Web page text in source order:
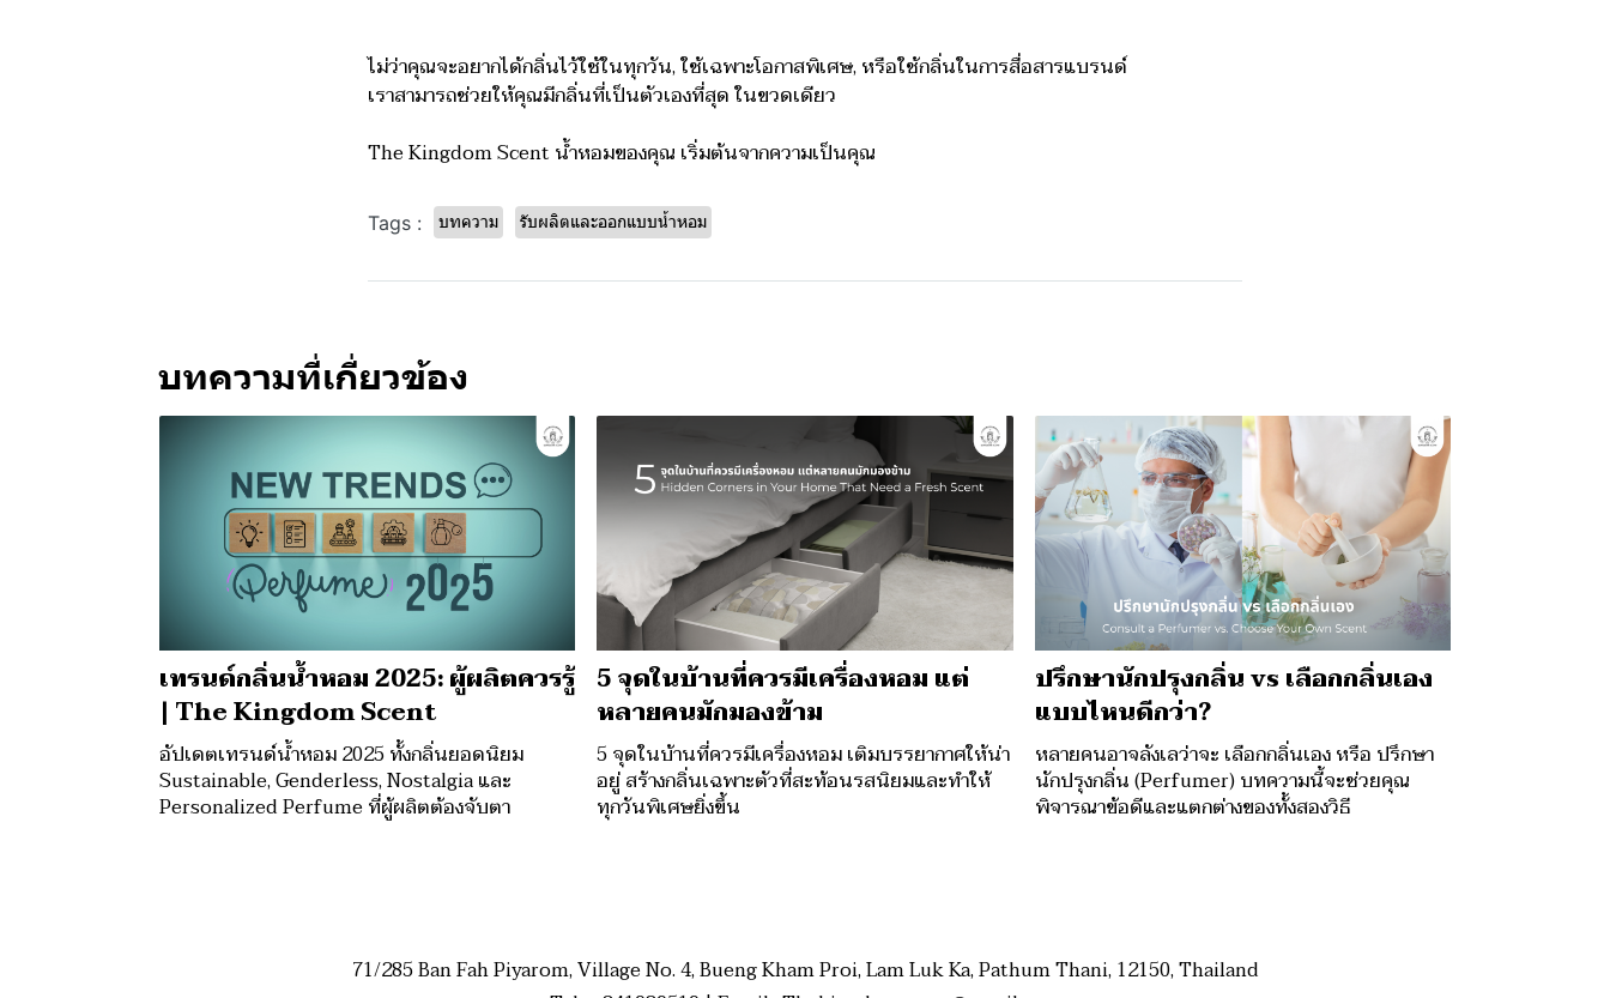
ไม่ว่าคุณจะอยากได้กลิ่นไว้ใช้ในทุกวัน, ใช้เฉพาะโอกาสพิเศษ, หรือใช้กลิ่นในการสื่อสารแบรนด์
เราสามารถช่วยให้คุณมีกลิ่นที่เป็นตัวเองที่สุด ในขวดเดียว
The Kingdom Scent น้ำหอมของคุณ เริ่มต้นจากความเป็นคุณ
Tags : บทความ รับผลิตและออกแบบน้ำหอม
บทความที่เกี่ยวข้อง
เทรนด์กลิ่นน้ำหอม 2025: ผู้ผลิตควรรู้
| The Kingdom Scent
อัปเดตเทรนด์น้ำหอม 2025 ทั้งกลิ่นยอดนิยม
Sustainable, Genderless, Nostalgia และ
Personalized Perfume ที่ผู้ผลิตต้องจับตา
5 จุดในบ้านที่ควรมีเครื่องหอม แต่
หลายคนมักมองข้าม
5 จุดในบ้านที่ควรมีเครื่องหอม เติมบรรยากาศให้น่า
อยู่ สร้างกลิ่นเฉพาะตัวที่สะท้อนรสนิยมและทำให้
ทุกวันพิเศษยิ่งขึ้น
ปรึกษานักปรุงกลิ่น vs เลือกกลิ่นเอง
แบบไหนดีกว่า?
หลายคนอาจลังเลว่าจะ เลือกกลิ่นเอง หรือ ปรึกษา
นักปรุงกลิ่น (Perfumer) บทความนี้จะช่วยคุณ
พิจารณาข้อดีและแตกต่างของทั้งสองวิธี
71/285 Ban Fah Piyarom, Village No. 4, Bueng Kham Proi, Lam Luk Ka, Pathum Thani, 12150, Thailand